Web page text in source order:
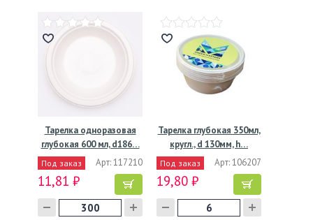
Тарелка одноразовая
глубокая 600 мл, d186…
Под заказ Арт: 117210
11,81 ₽
Тарелка глубокая 350мл,
кругл., d 130мм, h…
Под заказ Арт: 106207
19,80 ₽